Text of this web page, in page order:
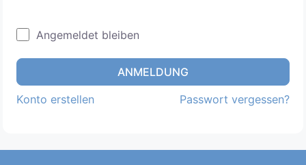
Angemeldet bleiben
ANMELDUNG
Konto erstellen Passwort vergessen?